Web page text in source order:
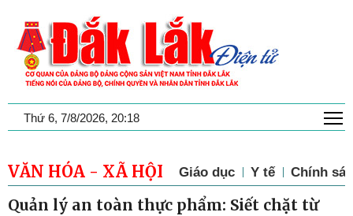
Thứ 6, 7/8/2026, 20:18
VĂN HÓA - XÃ HỘI Giáo dục Y tế Chính
Quản lý an toàn thực phẩm: Siết chặt từ